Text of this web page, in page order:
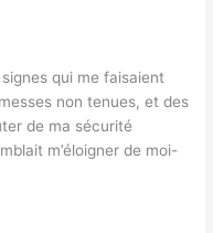
qui me faisaient
non tenues, et des
de ma sécurité
m’éloigner de moi-